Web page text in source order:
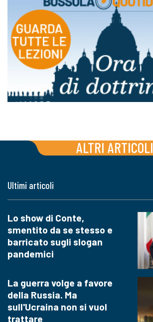
ALTRI ARTICOLI
Ultimi articoli
Lo show di Conte,
smentito da se stesso e
barricato sugli slogan
pandemici
La guerra volge a favore
della Russia. Ma
sull'Ucraina non si vuol
trattare